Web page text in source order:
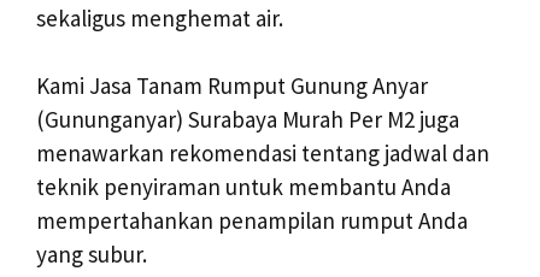
sekaligus menghemat air.
Kami Jasa Tanam Rumput Gunung Anyar
(Gununganyar) Surabaya Murah Per M2 juga
menawarkan rekomendasi tentang jadwal dan
teknik penyiraman untuk membantu Anda
mempertahankan penampilan rumput Anda
yang subur.